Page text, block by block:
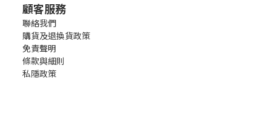
顧客服務
聯絡我們
購貨及退換貨政策
免責聲明
條款與細則
私隱政策